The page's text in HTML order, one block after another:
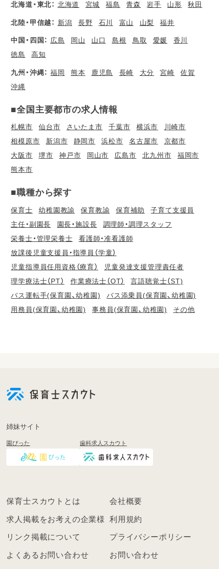
北海道・東北： 北海道 宮城 福島 青森 岩手 山形 秋田
北陸・甲信越： 新潟 長野 石川 富山 山梨 福井
中国・四国： 広島 岡山 山口 島根 鳥取 愛媛
香川
徳島
高知
九州・沖縄： 福岡 熊本 鹿児島 長崎 大分 宮崎
佐賀
沖縄
■全国主要都市の求人情報
札幌市 仙台市 さいたま市 千葉市 横浜市
川崎市
相模原市
新潟市 静岡市 浜松市 名古屋市
京都市
大阪市
堺市 神戸市 岡山市 広島市 北九州市
福岡市
熊本市
■職種から探す
保育士 幼稚園教諭 保育教諭 保育補助
子育て支援員
主任・副園長
園長・施設長
調理師・調理スタッフ
栄養士・管理栄養士
看護師・准看護師
放課後児童支援員・指導員（学童）
児童指導員任用資格（療育）
児童発達支援管理責任者
理学療法士（PT）
作業療法士（OT）
言語聴覚士（ST)
バス運転手(保育園、幼稚園)
バス添乗員(保育園、幼稚園)
用務員(保育園、幼稚園)
事務員(保育園、幼稚園) その他
登
く
ン
姉妹サイト
園ぴった 歯科求人スカウト
保育士スカウトとは 会社概要
求人掲載をお考えの企業様 利用規約
リンク掲載について プライバシーポリシー
よくあるお問い合わせ お問い合わせ